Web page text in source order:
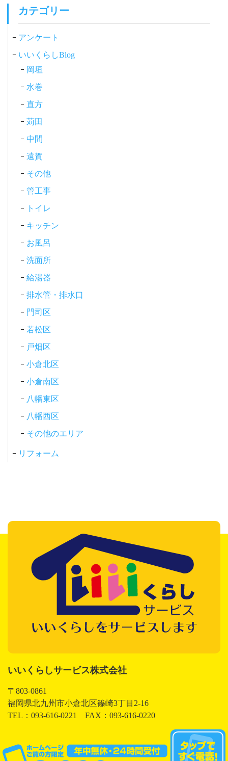
シ
ョ
ン
カテゴリー
アンケート
いいくらしBlog
岡垣
水巻
直方
苅田
中間
遠賀
その他
管工事
トイレ
キッチン
お風呂
洗面所
給湯器
排水管・排水口
門司区
若松区
戸畑区
小倉北区
小倉南区
八幡東区
八幡西区
その他のエリア
リフォーム
いいくらしサービス株式会社
〒803-0861
福岡県北九州市小倉北区篠崎3丁目2-16
TEL：093-616-0221 FAX：093-616-0220